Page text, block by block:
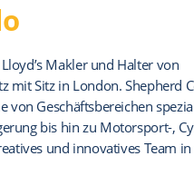
Makler und Halter von
mit Sitz in London. Shepherd
von Geschäftsbereichen
bis hin zu Motorsport-,
und innovatives Team